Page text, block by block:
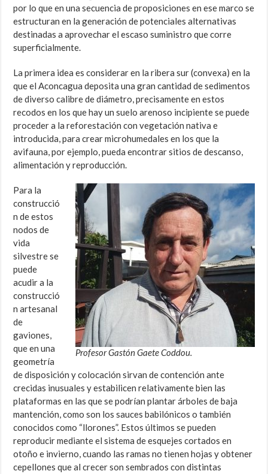
por lo que en una secuencia de proposiciones en ese marco se
estructuran en la generación de potenciales alternativas
destinadas a aprovechar el escaso suministro que corre
superficialmente.
La primera idea es considerar en la ribera sur (convexa) en la
que el Aconcagua deposita una gran cantidad de sedimentos
de diverso calibre de diámetro, precisamente en estos
recodos en los que hay un suelo arenoso incipiente se puede
proceder a la reforestación con vegetación nativa e
introducida, para crear microhumedales en los que la
avifauna, por ejemplo, pueda encontrar sitios de descanso,
alimentación y reproducción.
Profesor Gastón Gaete Coddou.
Para la
construcció
n de estos
nodos de
vida
silvestre se
puede
acudir a la
construcció
n artesanal
de
gaviones,
que en una
geometría
de disposición y colocación sirvan de contención ante
crecidas inusuales y estabilicen relativamente bien las
plataformas en las que se podrían plantar árboles de baja
mantención, como son los sauces babilónicos o también
conocidos como “llorones”. Estos últimos se pueden
reproducir mediante el sistema de esquejes cortados en
otoño e invierno, cuando las ramas no tienen hojas y obtener
cepellones que al crecer son sembrados con distintas